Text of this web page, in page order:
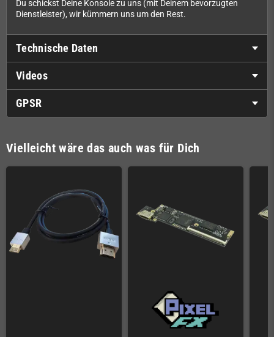
Du schickst Deine Konsole zu uns (mit Deinem bevorzugten
Dienstleister), wir kümmern uns um den Rest.
Technische Daten
Videos
GPSR
Vielleicht wäre das auch was für Dich